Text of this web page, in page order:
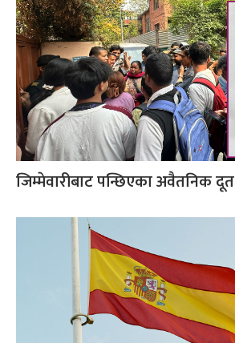
जिम्मेवारीबाट पन्छिएका अवैतनिक दूत